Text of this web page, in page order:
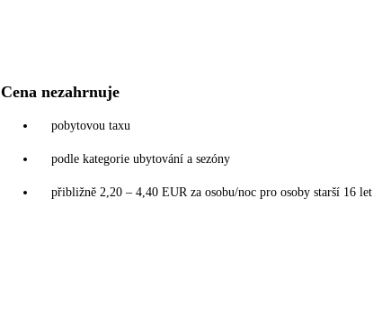
Cena nezahrnuje
pobytovou taxu
podle kategorie ubytování a sezóny
přibližně 2,20 – 4,40 EUR za osobu/noc pro osoby starší 16 let